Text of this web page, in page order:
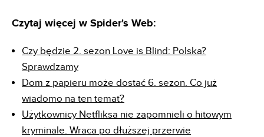
Czytaj więcej w Spider's Web:
Czy będzie 2. sezon Love is Blind: Polska?
Sprawdzamy
Dom z papieru może dostać 6. sezon. Co już
wiadomo na ten temat?
Użytkownicy Netfliksa nie zapomnieli o hitowym
kryminale. Wraca po dłuższej przerwie